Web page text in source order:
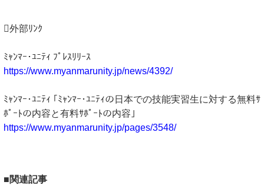
外部ﾘﾝｸ
ﾐｬﾝﾏｰ･ﾕﾆﾃｨ ﾌﾟﾚｽﾘﾘｰｽ
https://www.myanmarunity.jp/news/4392/
ﾐｬﾝﾏｰ･ﾕﾆﾃｨ ｢ﾐｬﾝﾏｰ･ﾕﾆﾃｨの日本での技能実習生に対する無料ｻ
ﾎﾟｰﾄの内容と有料ｻﾎﾟｰﾄの内容｣
https://www.myanmarunity.jp/pages/3548/
■関連記事